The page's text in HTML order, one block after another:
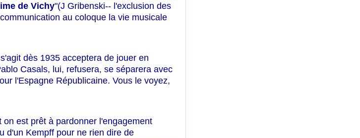
de Vichy"(J Gribenski-- l'exclusion des
au coloque la vie musicale
dès 1935 acceptera de jouer en
Casals, lui, refusera, se séparera avec
l'Espagne Républicaine. Vous le voyez,
est prêt à pardonner l'engagement
d'un Kempff pour ne rien dire de